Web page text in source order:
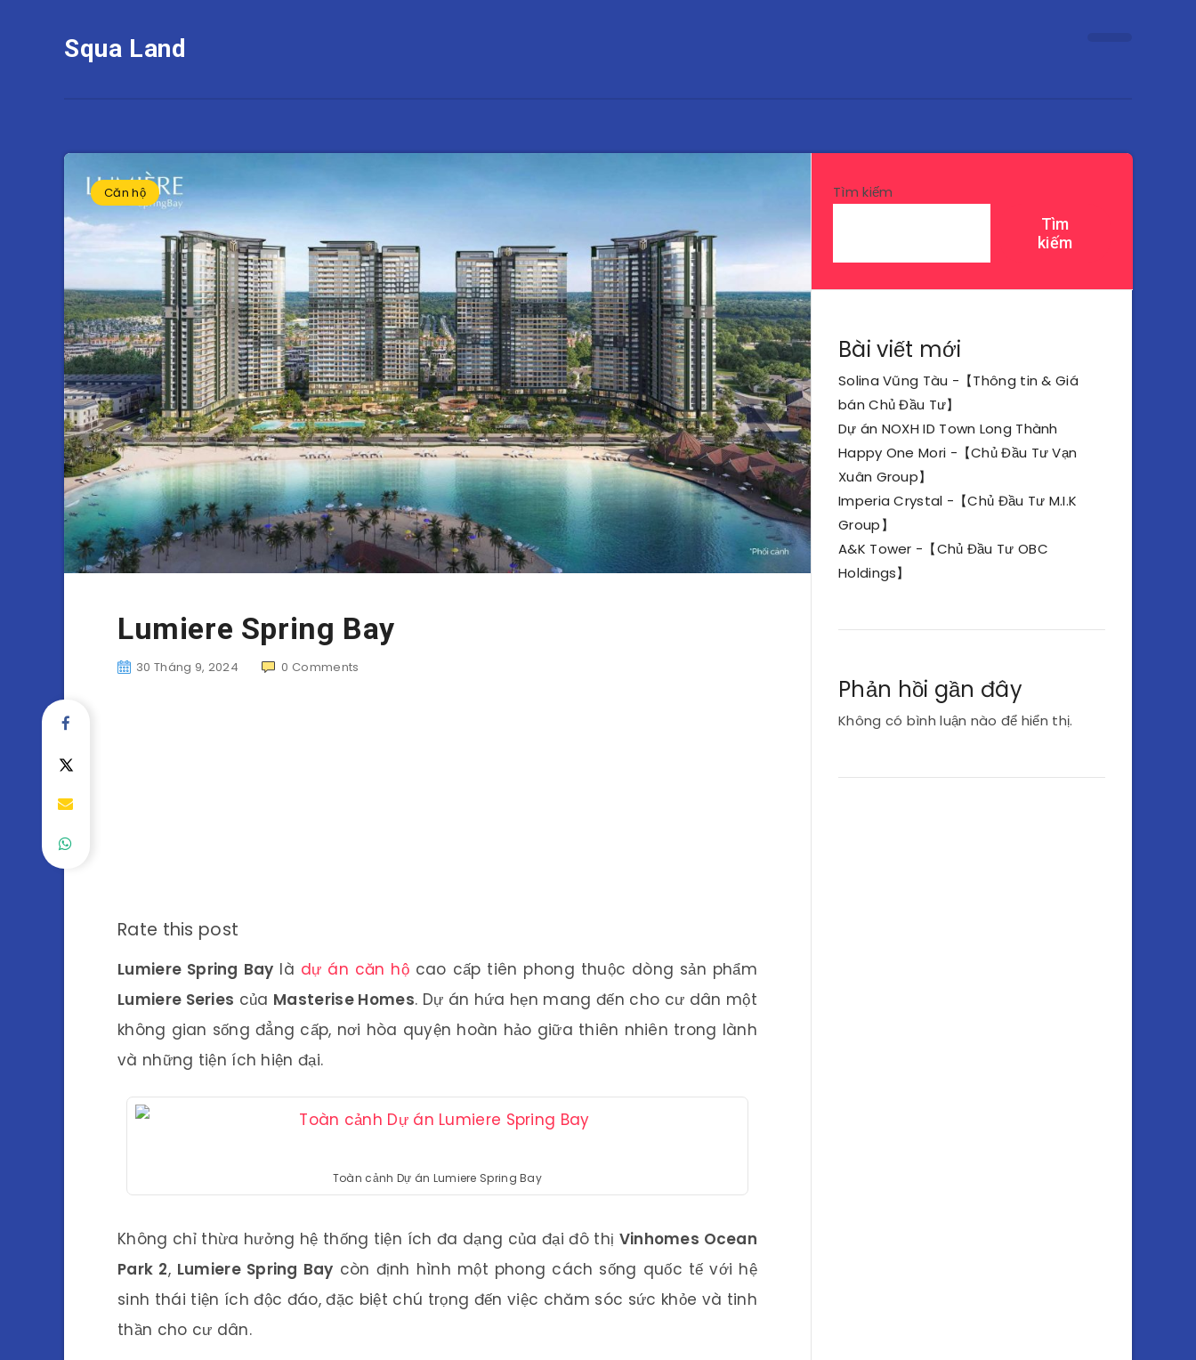
Squa Land
Căn hộ
Lumiere Spring Bay
30 Tháng 9, 2024 0 Comments
Rate this post
Lumiere Spring Bay là dự án căn hộ cao cấp tiên phong thuộc dòng sản phẩm
Lumiere Series của Masterise Homes. Dự án hứa hẹn mang đến cho cư dân một
không gian sống đẳng cấp, nơi hòa quyện hoàn hảo giữa thiên nhiên trong lành
và những tiện ích hiện đại.
Toàn cảnh Dự án Lumiere Spring Bay
Không chỉ thừa hưởng hệ thống tiện ích đa dạng của đại đô thị Vinhomes Ocean
Park 2, Lumiere Spring Bay còn định hình một phong cách sống quốc tế với hệ
sinh thái tiện ích độc đáo, đặc biệt chú trọng đến việc chăm sóc sức khỏe và tinh
thần cho cư dân.
Tìm kiếm
Tìm
kiếm
Bài viết mới
Solina Vũng Tàu -【Thông tin & Giá
bán Chủ Đầu Tư】
Dự án NOXH ID Town Long Thành
Happy One Mori -【Chủ Đầu Tư Vạn
Xuân Group】
Imperia Crystal -【Chủ Đầu Tư M.I.K
Group】
A&K Tower -【Chủ Đầu Tư OBC
Holdings】
Phản hồi gần đây
Không có bình luận nào để hiển thị.